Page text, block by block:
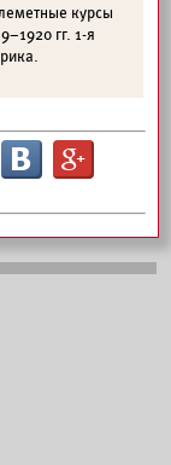
курсы
гг. 1-я
B G